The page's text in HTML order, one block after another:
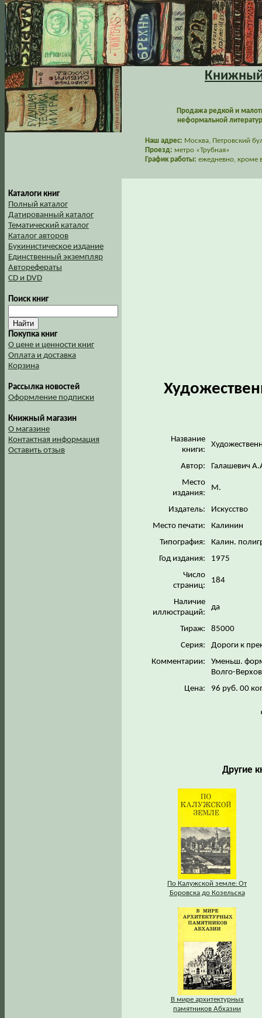
Книжный
Продажа редкой и
неформальной
Наш адрес: Москва, Петровский
Проезд: метро «Трубная»
График работы: ежедневно, кроме
Каталоги книг
Полный каталог
Датированный каталог
Тематический каталог
Каталог авторов
Букинистическое издание
Единственный экземпляр
Авторефераты
CD и DVD
Поиск книг
Покупка книг
О цене и ценности книг
Оплата и доставка
Корзина
Рассылка новостей
Оформление подписки
Книжный магазин
О магазине
Контактная информация
Оставить отзыв
Название
книги:
Автор:
Галашевич
Место
издания:
М.
Издатель:
Искусство
Место печати:
Калинин
Типография:
Калин.
Год издания:
1975
Число
страниц:
184
Наличие
иллюстраций:
да
Тираж:
85000
Серия:
Дороги к
Комментарии:
Уменьш.
Волго-
Цена:
96 руб. 00
Другие
По Калужской земле: От
Боровска до Козельска
В мире архитектурных
памятников Абхазии